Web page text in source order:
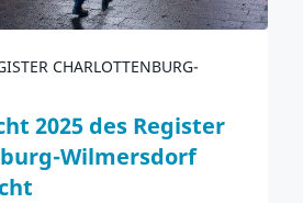
CHARLOTTENBURG-
2025 des Register
Wilmersdorf